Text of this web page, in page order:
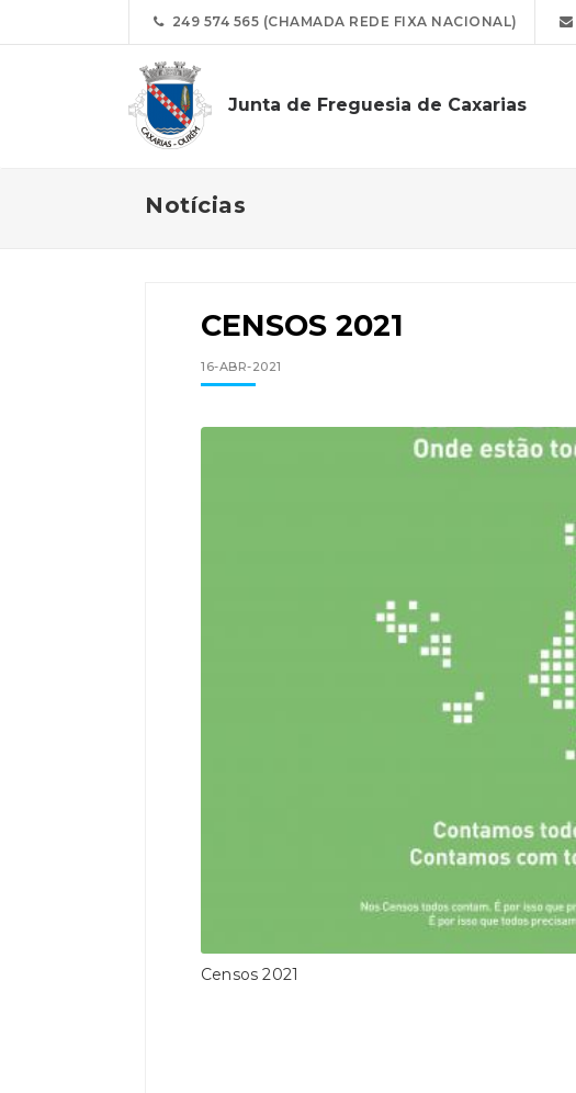
249 574 565 (CHAMADA REDE FIXA NACIONAL)
Junta de Freguesia de Caxarias
Notícias
CENSOS 2021
16-ABR-2021
Censos 2021